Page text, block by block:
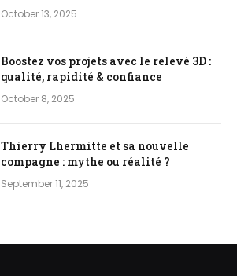
October 13, 2025
Boostez vos projets avec le relevé 3D :
qualité, rapidité & confiance
October 8, 2025
Thierry Lhermitte et sa nouvelle
compagne : mythe ou réalité ?
September 11, 2025